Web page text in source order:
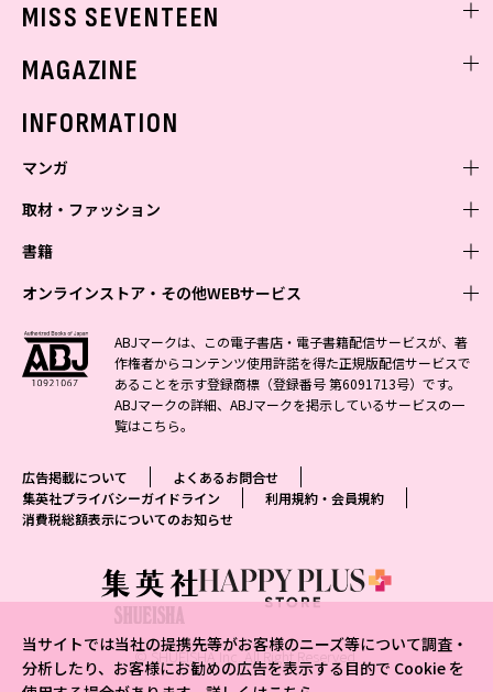
当サイトでは当社の提携先等がお客様のニーズ等について調査・
分析したり、お客様にお勧めの広告を表示する目的で Cookie を
MISS SEVENTEEN
MAGAZINE
INFORMATION
マンガ
少年マンガ
Vジャンプ
最強ジャンプ
少年ジャンプ+
ジャンプTOON
ジャンプルーキー！
S-MANGA
集英社コミック文庫
青年マンガ
ZEBRACK
S-MANGA
集英社ジャンプリミックス
週刊ヤングジャンプ
ヤングジャンプ定期購読デジタル
となりのヤングジャンプ
グランドジャンプ
ウルトラジャンプ
少女マンガ
ZEBRACK
S-MANGA
集英社コミック文庫
マーガレット
別冊マーガレット
リマコミ
マンガMeets
女性マンガ
ジャンプTOON
集英社コミック文庫
マンガMee公式サイト
リマコミ
office YOU
取材・ファッション
ファッション・美容
BAILA
MAQUIA
eclat
T JAPAN
MEN'S NON-NO
集英社オンライン
芸能・情報・スポーツ
週プレNEWS
週プレ グラジャパ!
書籍
文芸・文庫・総合
小説すばる
集英社 文芸ステーション
web 集英社文庫
アジア人物史
学芸・ノンフィクション・新書
1日5分で、明日は変わる よみタイ yomitai
集英社学芸部 - 学芸・ノンフィクション
集英社ビジネス書
集英社新書プラス - 知の水先案内人
kotoba
情報・知識＆オピニオン imidas
ライトノベル・ノベライズ
集英社オレンジ文庫
ダッシュエックス文庫公式サイト
集英社Webマガジン コバルト
集英社の児童図書 S-KIDS.LAND
オンラインストア・その他WEBサービス
オンラインストア
OTO
SHUEISHA MANGA-ART HERITAGE
ジャンプキャラクターズストア
HAPPY PLUS STORE
SHUEISHA VOX
LEEマルシェ
eclat premium
mirabella homme
その他WEBサービス
集英社アドナビ
ABJマークは、この電子書店・電子書籍配信サービスが、著
作権者からコンテンツ使用許諾を得た正規版配信サービスで
あることを示す登録商標（登録番号 第6091713号）です。
ABJマークの詳細、ABJマークを掲示しているサービスの一
覧はこちら。
広告掲載について
よくあるお問合せ
集英社プライバシーガイドライン
利用規約・会員規約
消費税総額表示についてのお知らせ
© SHUEISHA Inc. All Right Reserved.